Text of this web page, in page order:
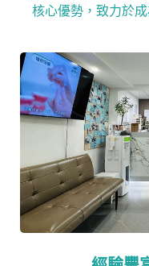
核心優勢，致力於